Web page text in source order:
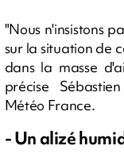
"Nous n'insistons
sur la situation de
dans la masse
précise
Météo France.
- Un alizé